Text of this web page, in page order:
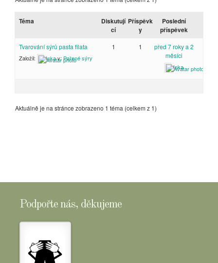
Téma
Diskutují
cí
Příspěvk
y
Poslední
příspěvek
Tvarování sýrů pasta filata
Založil: Inkav:Pařené sýry
1 1
před 7 roky a 2
měsíci
Inka
Aktuálně je na stránce zobrazeno 1 téma (celkem z 1)
Podpořte nás, děkujeme